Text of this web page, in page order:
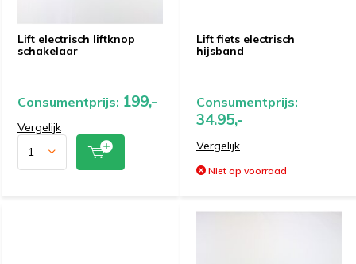
Lift electrisch liftknop
schakelaar
Consumentprijs: 199,-
Vergelijk
Lift fiets electrisch
hijsband
Consumentprijs:
34.95,-
Vergelijk
Niet op voorraad